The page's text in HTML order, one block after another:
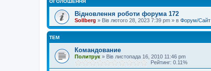
Відновлення роботи форума 172
Sollberg » Вів лютого 28, 2023 7:39 pm » в Форум/Сайт
ТЕМ
Командование
Политрук » Вів листопада 16, 2010 11:46 pm
Рейтинг: 0.11%